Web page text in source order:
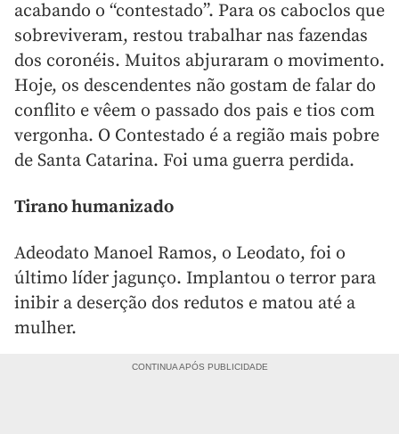
acabando o “contestado”. Para os caboclos que
sobreviveram, restou trabalhar nas fazendas
dos coronéis. Muitos abjuraram o movimento.
Hoje, os descendentes não gostam de falar do
conflito e vêem o passado dos pais e tios com
vergonha. O Contestado é a região mais pobre
de Santa Catarina. Foi uma guerra perdida.
Tirano humanizado
Adeodato Manoel Ramos, o Leodato, foi o
último líder jagunço. Implantou o terror para
inibir a deserção dos redutos e matou até a
mulher.